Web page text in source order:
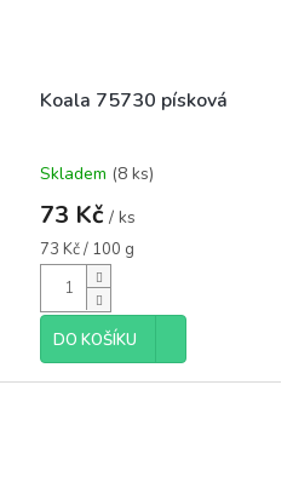
Koala 75730 písková
Skladem (8 ks)
73 Kč / ks
Měrná
cena:
73 Kč / 100 g
DO KOŠÍKU